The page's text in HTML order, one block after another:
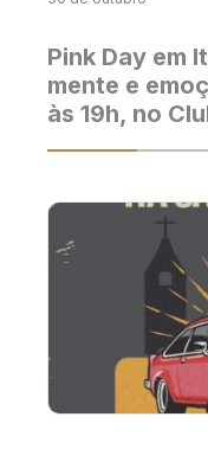
Pink Day em
mente e
às 19h, no